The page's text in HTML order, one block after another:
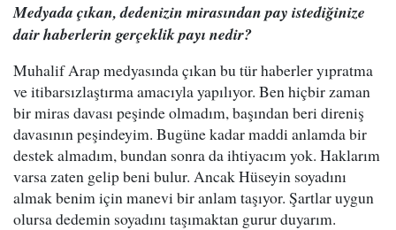
Medyada çıkan, dedenizin mirasından pay istediğinize
dair haberlerin gerçeklik payı nedir?
Muhalif Arap medyasında çıkan bu tür haberler yıpratma
ve itibarsızlaştırma amacıyla yapılıyor. Ben hiçbir zaman
bir miras davası peşinde olmadım, başından beri direniş
davasının peşindeyim. Bugüne kadar maddi anlamda bir
destek almadım, bundan sonra da ihtiyacım yok. Haklarım
varsa zaten gelip beni bulur. Ancak Hüseyin soyadını
almak benim için manevi bir anlam taşıyor. Şartlar uygun
olursa dedemin soyadını taşımaktan gurur duyarım.